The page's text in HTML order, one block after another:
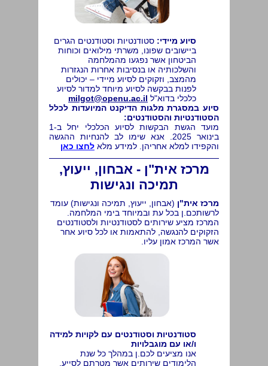
סיוע מיידי: סטודנטיות וסטודנטים הגרים
ביישובים שפונו, משרתי מילואים וכוחות
הביטחון אשר נפגעו מהמלחמה
והשלכותיה או בנסיבות אחרות הנגזרות
מהמצב, וזקוקים לסיוע מיידי – יכולים
לפנות בבקשה לסיוע מיוחד למדור לסיוע
כלכלי בדוא"ל milgot@openu.ac.il
סיוע במסגרת מלגות הדיקנט המיועדות לכלל
הסטודנטיות והסטודנטים:
מועד הגשת הבקשות לסיוע הכלכלי יחל ב-1
בינואר 2025. אנא שימו לב להנחיות ההגשה
והקפידו למלא אחריהן. למידע מלא לחצו כאן
מרכז אית"ן - אבחון, ייעוץ,
תמיכה ונגישות
מרכז אית"ן (אבחון, ייעוץ, תמיכה ונגישות) עומד
לרשותכם.ן בכל עת ובמיוחד בימי המלחמה.
המרכז מציע שירותים לסטודנטיות ולסטודנטים
הזקוקים להנגשה, להתאמות או לכל סיוע אחר
אשר המרכז אמון עליו.
סטודנטיות וסטודנטים עם לקויות למידה
ו/או עם מוגבלויות
אנו מציעים לכם.ן במהלך כל שנת
הלימודים שירותים אשר מטרתם לסייע,